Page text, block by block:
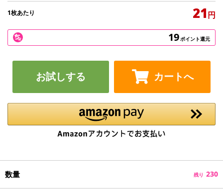
1枚あたり 21円
19ポイント還元
お試しする カートへ
数量 残り 230